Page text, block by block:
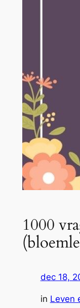
1000
dec 18,
in Leven